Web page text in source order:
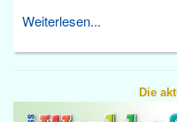
Weiterlesen...
Die